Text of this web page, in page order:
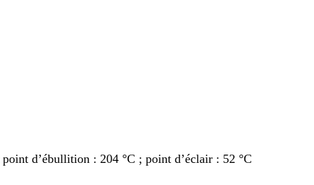
d’ébullition : 204 °C ; point d’éclair : 52 °C